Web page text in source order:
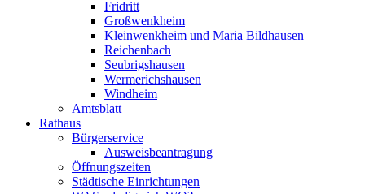
Fridritt
Großwenkheim
Kleinwenkheim und Maria Bildhausen
Reichenbach
Seubrigshausen
Wermerichshausen
Windheim
Amtsblatt
Rathaus
Bürgerservice
Ausweisbeantragung
Öffnungszeiten
Städtische Einrichtungen